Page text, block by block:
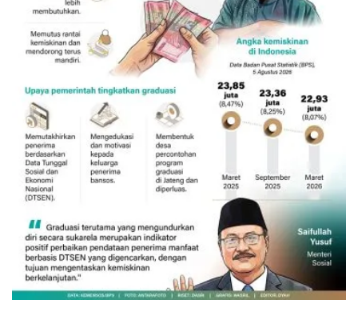
132 ribu keluarga graduasi dari
kemiskinan
Kemarin 06:45